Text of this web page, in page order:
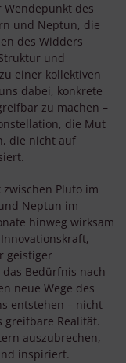
des
und Neptun, die
des Widders
und
einer kollektiven
dabei, konkrete
zu machen –
die Mut
die nicht auf
Pluto im
Neptun im
hinweg wirksam
geistiger
Bedürfnis nach
neue Wege des
entstehen – nicht
greifbare Realität.
auszubrechen,
inspiriert.